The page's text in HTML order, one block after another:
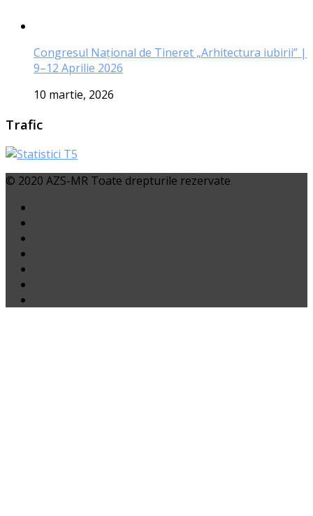
Congresul Național de Tineret „Arhitectura iubirii” |
9–12 Aprilie 2026
10 martie, 2026
Trafic
© 2020 AZS-MR Toate drepturile rezervate